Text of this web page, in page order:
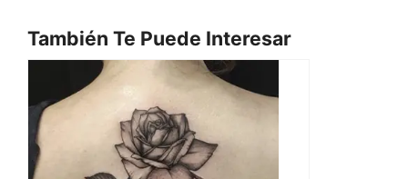
También Te Puede Interesar